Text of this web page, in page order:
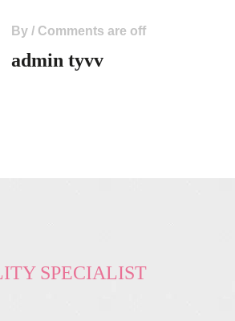
By / Comments are off
admin tyvv
SPECIALIST